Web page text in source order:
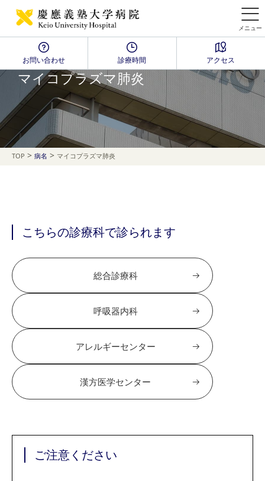
メニュー
お問い合わせ 診療時間 アクセス
Disease Name Search
マイコプラズマ肺炎
TOP > 病名 > マイコプラズマ肺炎
こちらの診療科で診られます
総合診療科
呼吸器内科
アレルギーセンター
漢方医学センター
ご注意ください